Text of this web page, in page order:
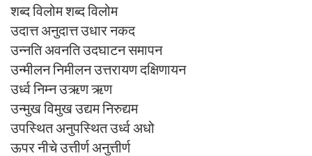
शब्द विलोम शब्द विलोम
उदात्त अनुदात्त उधार नकद
उन्नति अवनति उदघाटन समापन
उन्मीलन निमीलन उत्तरायण दक्षिणायन
उर्ध्व निम्न उऋण ऋण
उन्मुख विमुख उद्यम निरुद्यम
उपस्थित अनुपस्थित उर्ध्व अधो
ऊपर नीचे उत्तीर्ण अनुत्तीर्ण